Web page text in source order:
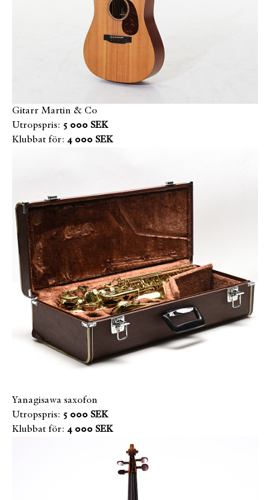
Gitarr Martin & Co
Utropspris: 5 000 SEK
Klubbat för: 4 000 SEK
Yanagisawa saxofon
Utropspris: 5 000 SEK
Klubbat för: 4 000 SEK